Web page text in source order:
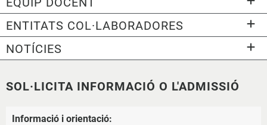
ENTITATS COL·LABORADORES
NOTÍCIES
SOL·LICITA INFORMACIÓ O L'ADMISSIÓ
Informació i orientació: